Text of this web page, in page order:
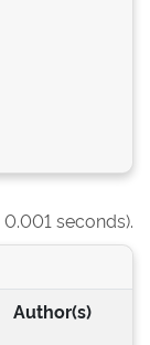
0.001 seconds).
Author(s)